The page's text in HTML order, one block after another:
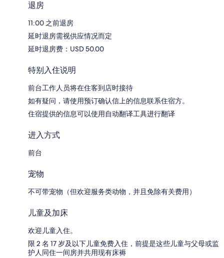
退房
11:00 之前退房
延时退房需视供应情况而定
延时退房费：USD 50.00
特别入住说明
前台工作人员将在住客到店时接待
如有疑问，请使用预订确认信上的信息联系住宿方。
住宿提供的信息可以使用自动翻译工具进行翻译
进入方式
前台
宠物
不可带宠物（但欢迎服务类动物，并且免除有关费用）
儿童及加床
欢迎儿童入住。
限 2 名 17 岁及以下儿童免费入住，前提是这些儿童与父母或监
护人同住一间房并共用现有床褥